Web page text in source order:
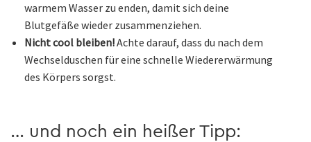
warmem Wasser zu enden, damit sich deine
Blutgefäße wieder zusammenziehen.
Nicht cool bleiben!Achte darauf, dass du nach dem
Wechselduschen für eine schnelle Wiedererwärmung
des Körpers sorgst.
… und noch ein heißer Tipp: